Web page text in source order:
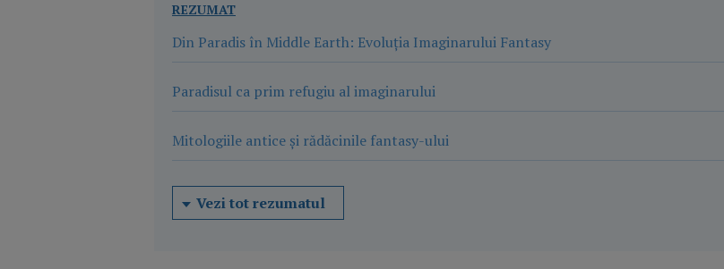
REZUMAT
Din Paradis în Middle Earth: Evoluția Imaginarului Fantasy
Paradisul ca prim refugiu al imaginarului
Mitologiile antice și rădăcinile fantasy-ului
Vezi tot rezumatul